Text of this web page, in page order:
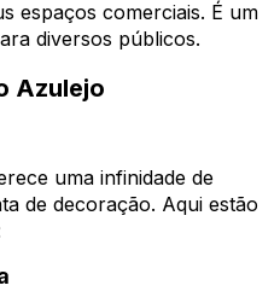
espaços comerciais. É um
diversos públicos.
Azulejo
uma infinidade de
de decoração. Aqui estão